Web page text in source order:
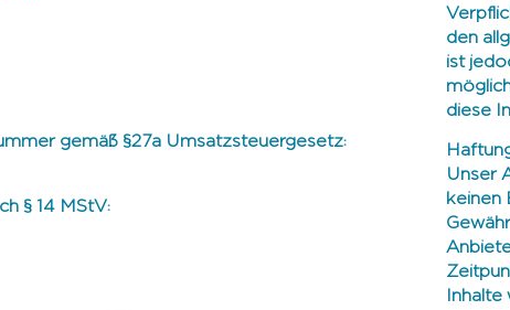
den
ist
diese
Unser
keinen
gemäß §27a Umsatzsteuergesetz:
§ 14 MStV: